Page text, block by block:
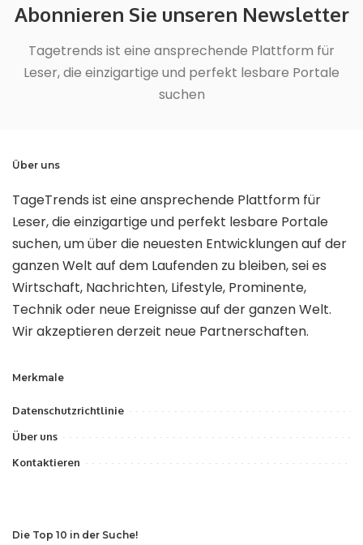
Abonnieren Sie unseren Newsletter
Tagetrends ist eine ansprechende Plattform für
Leser, die einzigartige und perfekt lesbare Portale
suchen
Über uns
TageTrends ist eine ansprechende Plattform für
Leser, die einzigartige und perfekt lesbare Portale
suchen, um über die neuesten Entwicklungen auf der
ganzen Welt auf dem Laufenden zu bleiben, sei es
Wirtschaft, Nachrichten, Lifestyle, Prominente,
Technik oder neue Ereignisse auf der ganzen Welt.
Wir akzeptieren derzeit neue Partnerschaften.
Merkmale
Datenschutzrichtlinie
Über uns
Kontaktieren
Die Top 10 in der Suche!